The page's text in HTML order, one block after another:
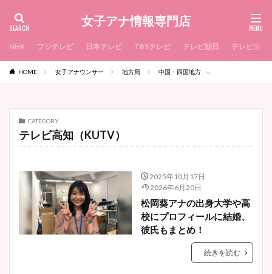
女子アナ情報専門店
NHK フジテレビ 日本テレビ TBSテレビ テレビ朝日 テレビ東京
HOME 女子アナウンサー 地方局 中国・四国地方
CATEGORY
テレビ高知（KUTV）
2025年10月17日
2026年6月20日
松岡葵アナの出身大学や高
校にプロフィールに結婚、
彼氏もまとめ！
続きを読む